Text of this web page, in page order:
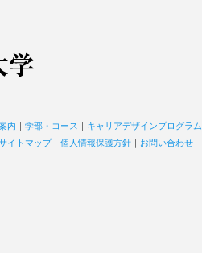
内 ｜ 学部・コース ｜ キャリアデザインプログラム
イトマップ｜ 個人情報保護方針 ｜ お問い合わせ